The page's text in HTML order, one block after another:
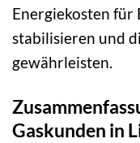
Energiekosten für
stabilisieren und
gewährleisten.
Gaskunden in